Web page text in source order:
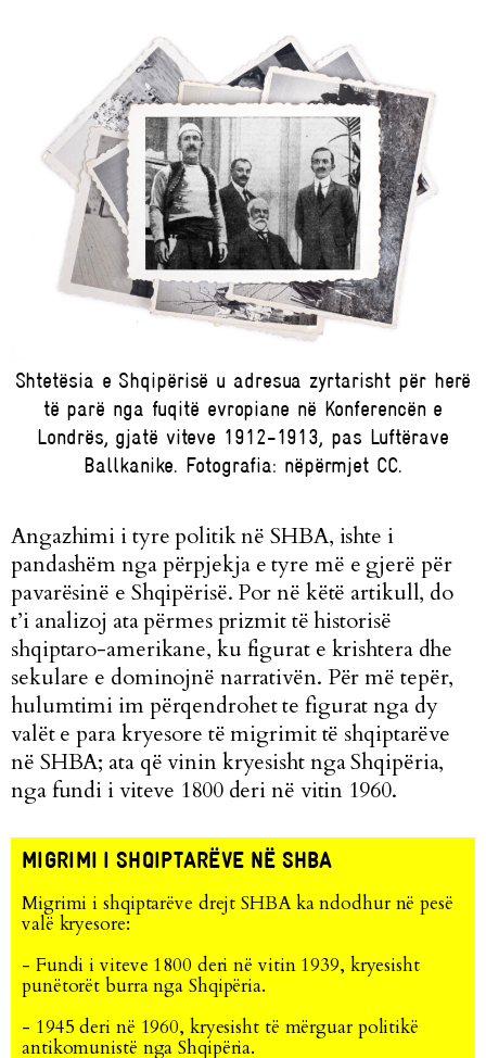
Shtetësia e Shqipërisë u adresua zyrtarisht për herë
të parë nga fuqitë evropiane në Konferencën e
Londrës, gjatë viteve 1912-1913, pas Luftërave
Ballkanike. Fotografia: nëpërmjet CC.
Angazhimi i tyre politik në SHBA, ishte i
pandashëm nga përpjekja e tyre më e gjerë për
pavarësinë e Shqipërisë. Por në këtë artikull, do
t’i analizoj ata përmes prizmit të historisë
shqiptaro-amerikane, ku figurat e krishtera dhe
sekulare e dominojnë narrativën. Për më tepër,
hulumtimi im përqendrohet te figurat nga dy
valët e para kryesore të migrimit të shqiptarëve
në SHBA; ata që vinin kryesisht nga Shqipëria,
nga fundi i viteve 1800 deri në vitin 1960.
MIGRIMI I SHQIPTARËVE NË SHBA
Migrimi i shqiptarëve drejt SHBA ka ndodhur në pesë
valë kryesore:
- Fundi i viteve 1800 deri në vitin 1939, kryesisht
punëtorët burra nga Shqipëria.
- 1945 deri në 1960, kryesisht të mërguar politikë
antikomunistë nga Shqipëria.